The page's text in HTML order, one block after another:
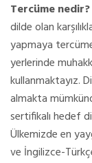
Tercüme nedir?
dilde olan
yapmaya
yerlerinde
kullanmaktayız.
almakta
sertifikalı hedef
Ülkemizde en
ve İngilizce-